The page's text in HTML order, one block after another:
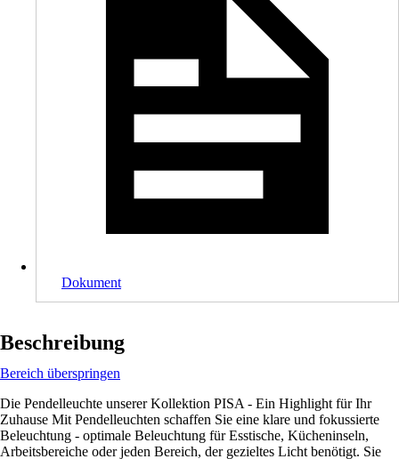
Dokument
Beschreibung
Bereich überspringen
Die Pendelleuchte unserer Kollektion PISA - Ein Highlight für Ihr
Zuhause Mit Pendelleuchten schaffen Sie eine klare und fokussierte
Beleuchtung - optimale Beleuchtung für Esstische, Kücheninseln,
Arbeitsbereiche oder jeden Bereich, der gezieltes Licht benötigt. Sie